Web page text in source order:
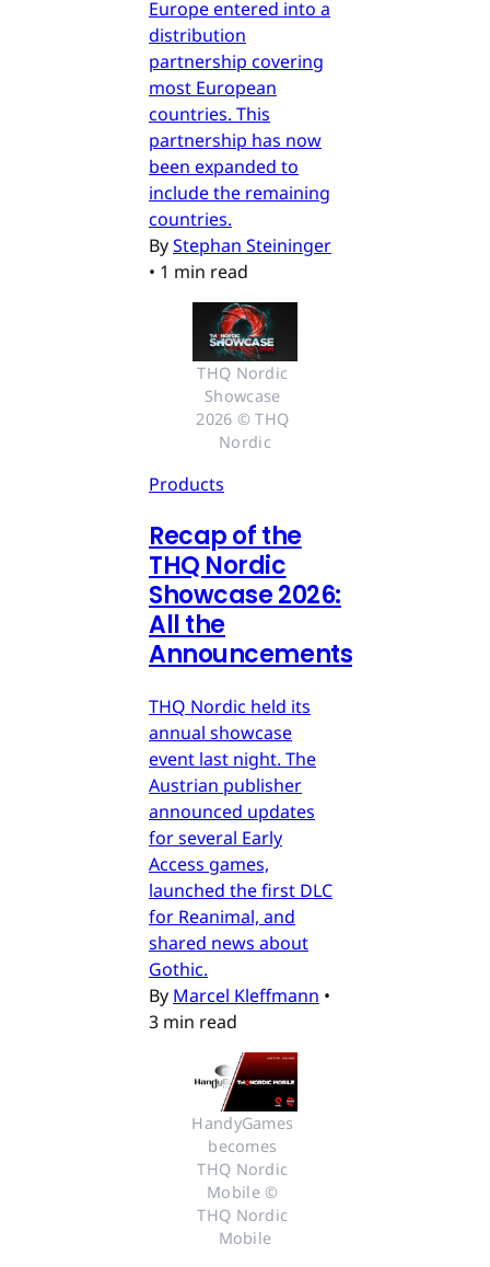
Europe entered into a
distribution
partnership covering
most European
countries. This
partnership has now
been expanded to
include the remaining
countries.
ByStephan Steininger
• 1 min read
THQ Nordic
Showcase
2026 © THQ
Nordic
Products
Recap of the
THQ Nordic
Showcase 2026:
All the
Announcements
THQ Nordic held its
annual showcase
event last night. The
Austrian publisher
announced updates
for several Early
Access games,
launched the first DLC
for Reanimal, and
shared news about
Gothic.
By Marcel Kleffmann •
3 min read
HandyGames
becomes
THQ Nordic
Mobile ©
THQ Nordic
Mobile